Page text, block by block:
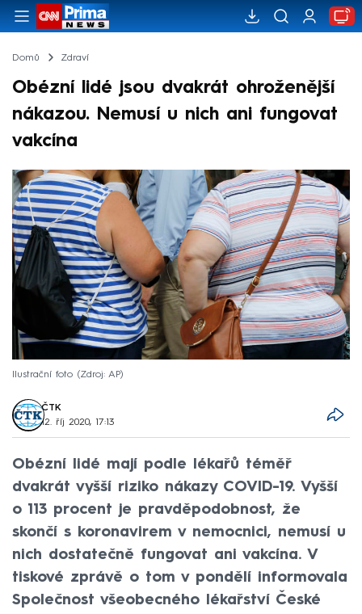
Domů Zdraví
Obézní lidé jsou dvakrát ohroženější
nákazou. Nemusí u nich ani fungovat
vakcína
Ilustrační foto Zdroj: AP
ČTK
12. říj 2020, 17:13
Obézní lidé mají podle lékařů téměř
dvakrát vyšší riziko nákazy COVID-19. Vyšší
o 113 procent je pravděpodobnost, že
skončí s koronavirem v nemocnici, nemusí u
nich dostatečně fungovat ani vakcína. V
tiskové zprávě o tom v pondělí informovala
Společnost všeobecného lékařství České